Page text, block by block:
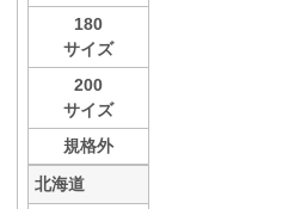
180
サイズ
200
サイズ
規格外
北海道